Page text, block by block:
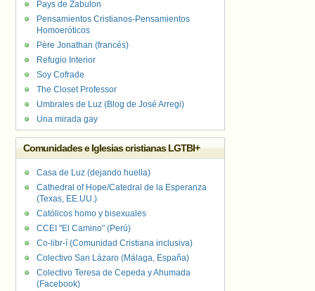
Pays de Zabulon
Pensamientos Cristianos-Pensamientos
Homoeróticos
Père Jonathan (francés)
Refugio Interior
Soy Cofrade
The Closet Professor
Umbrales de Luz (Blog de José Arregi)
Una mirada gay
Comunidades e Iglesias cristianas LGTBI+
Casa de Luz (dejando huella)
Cathedral of Hope/Catedral de la Esperanza
(Texas, EE.UU.)
Católicos homo y bisexuales
CCEI "El Camino" (Perú)
Co-libr-í (Comunidad Cristiana inclusiva)
Colectivo San Lázaro (Málaga, España)
Colectivo Teresa de Cepeda y Ahumada
(Facebook)